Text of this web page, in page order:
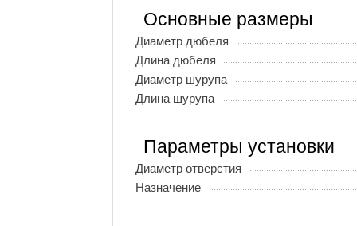
Основные размеры
Диаметр дюбеля
Длина дюбеля
Диаметр шурупа
Длина шурупа
Параметры установки
Диаметр отверстия
Назначение